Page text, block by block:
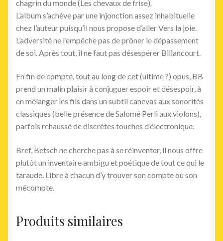
chagrin du monde (Les chevaux de frise).
L’album s’achève par une injonction assez inhabituelle
chez l’auteur puisqu’il nous propose d’aller Vers la joie.
L’adversité ne l’empêche pas de prôner le dépassement
de soi. Après tout, il ne faut pas désespérer Billancourt.
En fin de compte, tout au long de cet (ultime ?) opus, BB
prend un malin plaisir à conjuguer espoir et désespoir, à
en mélanger les fils dans un subtil canevas aux sonorités
classiques (belle présence de Salomé Perli aux violons),
parfois rehaussé de discrètes touches d’électronique.
Bref, Betsch ne cherche pas à se réinventer, il nous offre
plutôt un inventaire ambigu et poétique de tout ce qui le
taraude. Libre à chacun d’y trouver son compte ou son
mécompte.
Produits similaires